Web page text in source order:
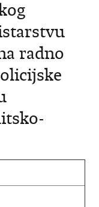
radno